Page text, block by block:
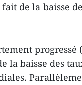
de la baisse
progressé
la baisse des